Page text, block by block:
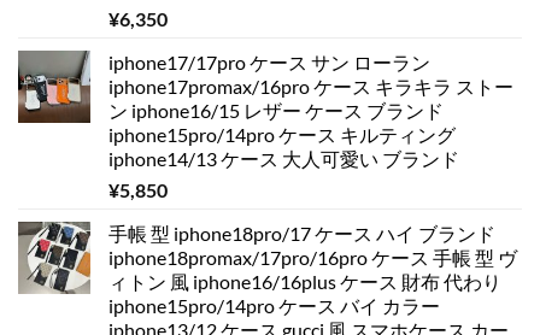
¥6,350
iphone17/17pro ケース サン ローラン
iphone17promax/16pro ケース キラキラ ストー
ン iphone16/15 レザー ケース ブランド
iphone15pro/14pro ケース キルティング
iphone14/13 ケース 大人可愛い ブランド
¥5,850
手帳 型 iphone18pro/17 ケース ハイ ブランド
iphone18promax/17pro/16pro ケース 手帳 型 ヴ
ィトン 風 iphone16/16plus ケース 財布 代わり
iphone15pro/14pro ケース バイ カラー
iphone13/12 ケース gucci 風 スマホケース カー